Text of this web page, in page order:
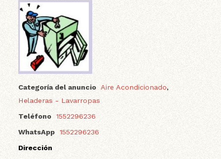
Categoría del anuncio Aire Acondicionado,
Heladeras - Lavarropas
Teléfono
1552296236
WhatsApp
1552296236
Dirección